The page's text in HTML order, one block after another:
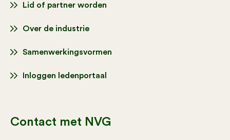
Lid of partner worden
Over de industrie
Samenwerkingsvormen
Inloggen ledenportaal
Contact met NVG